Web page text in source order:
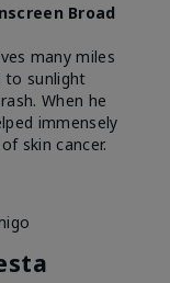
Broad
many miles
to sunlight
When he
immensely
skin cancer.